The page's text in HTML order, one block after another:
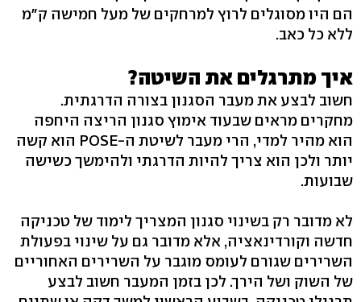
הם היו מסוגלים לרוץ למרחקים של מעל חמישה ק"מ
ללא כל כאב.
איך מתרגלים את השיטה?
חשוב לבצע את מעבר הסגנון בצורה הדרגתית.
מחקרים מראים שבעוד אימוץ סגנון הריצה היחפה
הוא מהיר למדי, הרי מעבר לשיטת ה-POSE הוא קשה
יותר ולכן הוא צריך להיות הדרגתי ולהימשך כשישה
שבועות.
לא מדובר רק בשינוי סגנון המצריך לימוד של טכניקה
חדשה וקורדינאציה, אלא מדובר גם על שינוי בפעולת
השרירים שגורם לעומס מוגבר על השרירים האחוריים
של השוק ושל הירך. לכן בזמן המעבר חשוב לבצע